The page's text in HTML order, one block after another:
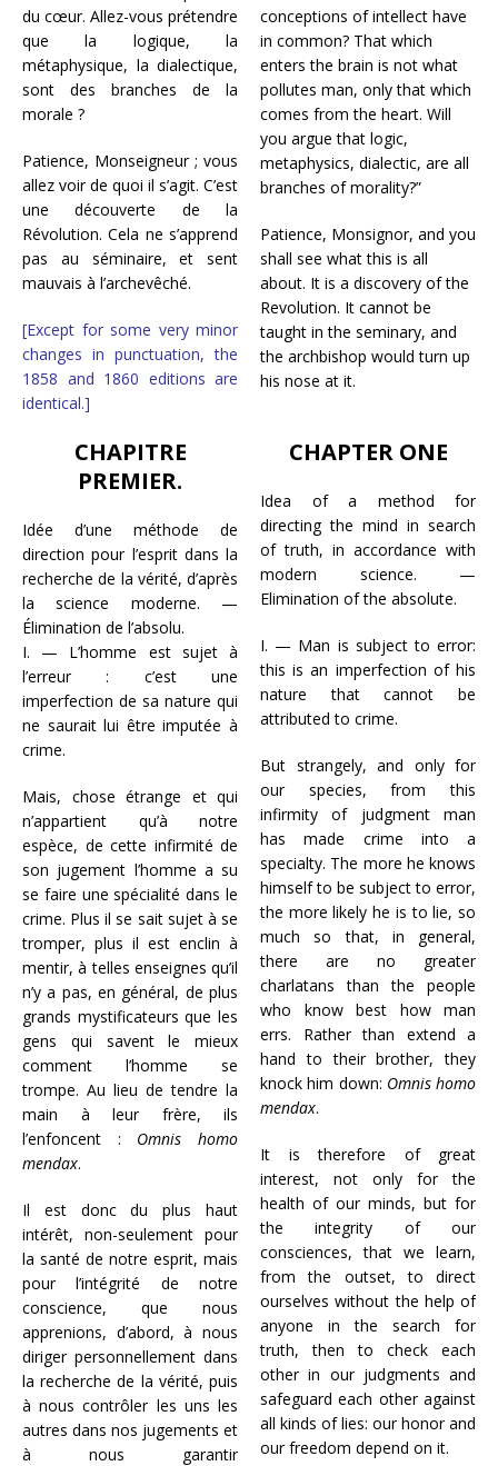
du cœur. Allez-vous prétendre
que la logique, la
métaphysique, la dialectique,
sont des branches de la
morale ?
Patience, Monseigneur ; vous
allez voir de quoi il s’agit. C’est
une découverte de la
Révolution. Cela ne s’apprend
pas au séminaire, et sent
mauvais à l’archevêché.
[Except for some very minor
changes in punctuation, the
1858 and 1860 editions are
identical.]
conceptions of intellect have
in common? That which
enters the brain is not what
pollutes man, only that which
comes from the heart. Will
you argue that logic,
metaphysics, dialectic, are all
branches of morality?”
Patience, Monsignor, and you
shall see what this is all
about. It is a discovery of the
Revolution. It cannot be
taught in the seminary, and
the archbishop would turn up
his nose at it.
CHAPITRE
PREMIER.
Idée d’une méthode de
direction pour l’esprit dans la
recherche de la vérité, d’après
la science moderne. —
Élimination de l’absolu.
I. — L’homme est sujet à
l’erreur : c’est une
imperfection de sa nature qui
ne saurait lui être imputée à
crime.
Mais, chose étrange et qui
n’appartient qu’à notre
espèce, de cette infirmité de
son jugement l’homme a su
se faire une spécialité dans le
crime. Plus il se sait sujet à se
tromper, plus il est enclin à
mentir, à telles enseignes qu’il
n’y a pas, en général, de plus
grands mystificateurs que les
gens qui savent le mieux
comment l’homme se
trompe. Au lieu de tendre la
main à leur frère, ils
l’enfoncent : Omnis homo
mendax.
Il est donc du plus haut
intérêt, non-seulement pour
la santé de notre esprit, mais
pour l’intégrité de notre
conscience, que nous
apprenions, d’abord, à nous
diriger personnellement dans
la recherche de la vérité, puis
à nous contrôler les uns les
autres dans nos jugements et
à nous garantir
CHAPTER ONE
Idea of a method for
directing the mind in search
of truth, in accordance with
modern science. —
Elimination of the absolute.
I. — Man is subject to error:
this is an imperfection of his
nature that cannot be
attributed to crime.
But strangely, and only for
our species, from this
infirmity of judgment man
has made crime into a
specialty. The more he knows
himself to be subject to error,
the more likely he is to lie, so
much so that, in general,
there are no greater
charlatans than the people
who know best how man
errs. Rather than extend a
hand to their brother, they
knock him down: Omnis homo
mendax.
It is therefore of great
interest, not only for the
health of our minds, but for
the integrity of our
consciences, that we learn,
from the outset, to direct
ourselves without the help of
anyone in the search for
truth, then to check each
other in our judgments and
safeguard each other against
all kinds of lies: our honor and
our freedom depend on it.